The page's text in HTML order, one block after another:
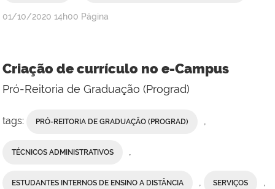
publicado
01/10/2020 14h00 Página
Criação de currículo no e-Campus
Pró-Reitoria de Graduação (Prograd)
tags: PRÓ-REITORIA DE GRADUAÇÃO (PROGRAD) ,
TÉCNICOS ADMINISTRATIVOS ,
ESTUDANTES INTERNOS DE ENSINO A DISTÂNCIA , SERVIÇOS ,